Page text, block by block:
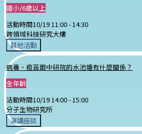
國小/6歲以上
活動時間10/19 11:00 -14:30
跨領域科技研究大樓
其他活動
病毒、疫苗跟中研院的水池塘有什麼關係？
全年齡
活動時間10/19 14:00 - 15:00
分子生物研究所
演講座談